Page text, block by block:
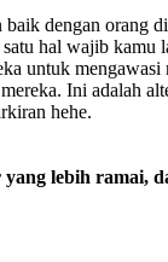
dengan orang
hal wajib kamu
untuk
Ini adalah
hehe.
lebih ramai,